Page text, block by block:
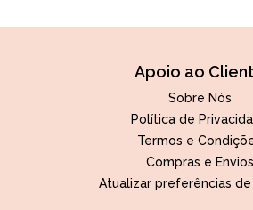
Apoio ao
Sobre Nós
Política de
Termos e
Compras e Envios
Atualizar preferências